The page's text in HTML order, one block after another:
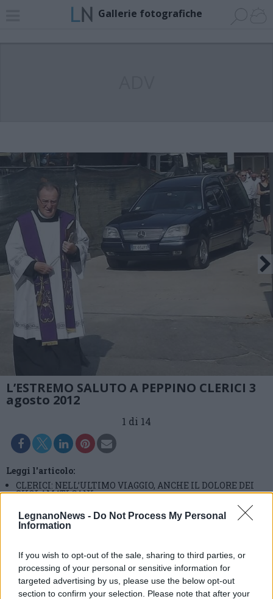
LegnanoNews - Do Not Process My Personal
Information
If you wish to opt-out of the sale, sharing to third parties, or
processing of your personal or sensitive information for
targeted advertising by us, please use the below opt-out
section to confirm your selection. Please note that after your
Gallerie fotografiche
L’ESTREMO SALUTO A PEPPINO CLERICI 3
agosto 2012
1 di 14
Leggi l'articolo:
CLERICI: NELL’ULTIMO VIAGGIO, ANCHE IL DOLORE DEI
SUOI AMATI CANI